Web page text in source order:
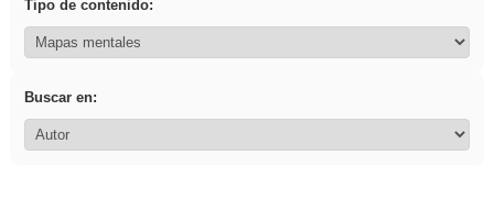
Tipo de contenido:
Buscar en: